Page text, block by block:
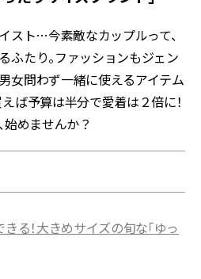
スト…今素敵なカップルって、
ふたり。ファッションもジェン
女問わず一緒に使えるアイテム
ば予算は半分で愛着は２倍に！
始めませんか？
きる！大きめサイズの旬な「ゆっ